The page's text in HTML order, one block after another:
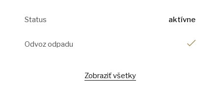
Status aktívne
Odvoz odpadu
Zobraziť všetky